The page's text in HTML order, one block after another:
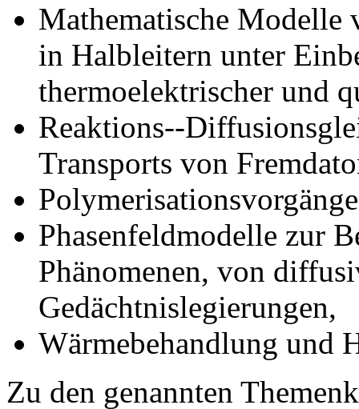
Mathematische Modelle
in Halbleitern unter
thermoelektrischer und
Reaktions--
Transports von
Phasenfeldmodelle zur
Phänomenen, von
Gedächtnislegierungen,
Wärmebehandlung und
Zu den genannten